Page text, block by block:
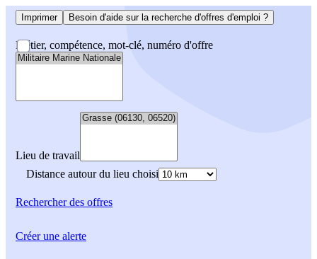
Imprimer Besoin d'aide sur la recherche d'offres d'emploi ?
Métier, compétence, mot-clé, numéro d'offre
Lieu de travail
Distance autour du lieu choisi
Rechercherdes offres
Créer une alerte